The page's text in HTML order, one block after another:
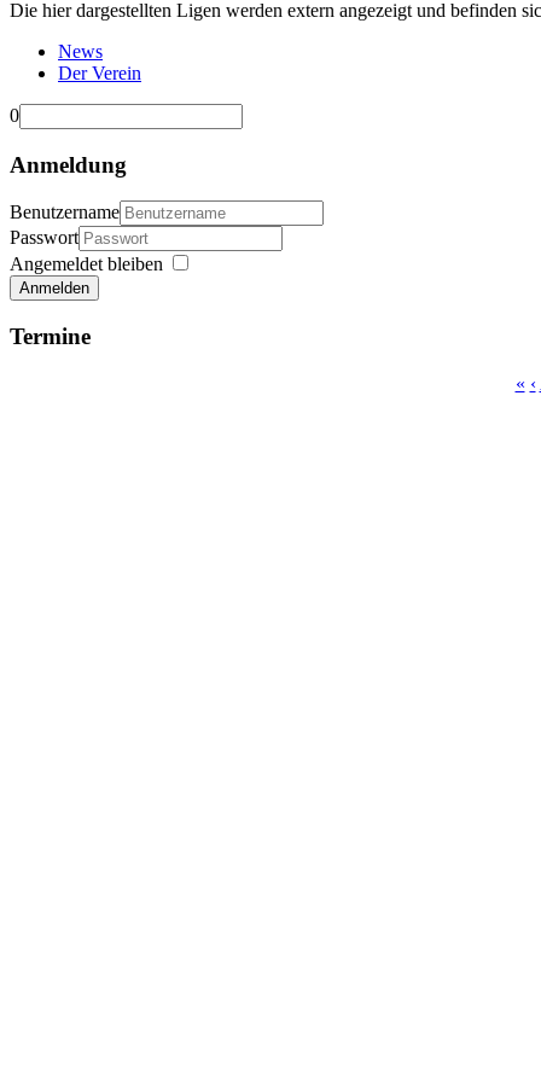
Die hier dargestellten Ligen werden extern angezeigt und befinden
News
Der Verein
0
Anmeldung
Benutzername
Passwort
Angemeldet bleiben
Anmelden
Termine
« ‹